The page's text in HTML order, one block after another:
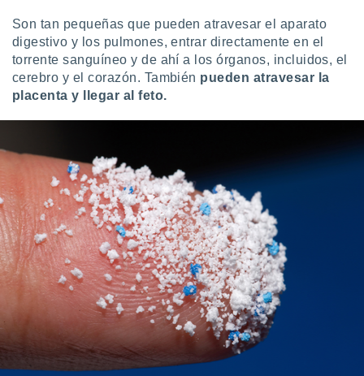
1199
Son tan pequeñas que pueden atravesar el aparato
digestivo y los pulmones, entrar directamente en el
torrente sanguíneo y de ahí a los órganos, incluidos, el
cerebro y el corazón. También pueden atravesar la
placenta y llegar al feto.